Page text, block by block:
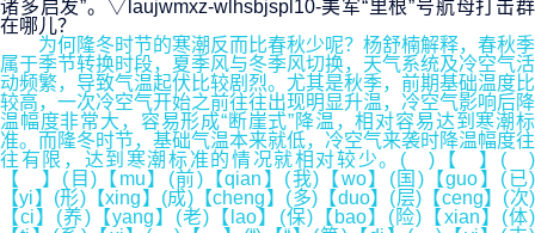
诸多启发”。▽laujwmxz-wlhsbjspl10-美军“里根”号航母打击群
在哪儿？
为何隆冬时节的寒潮反而比春秋少呢？杨舒楠解释，春秋季
属于季节转换时段，夏季风与冬季风切换，天气系统及冷空气活
动频繁，导致气温起伏比较剧烈。尤其是秋季，前期基础温度比
较高，一次冷空气开始之前往往出现明显升温，冷空气影响后降
温幅度非常大，容易形成“断崖式”降温，相对容易达到寒潮标
准。而隆冬时节，基础气温本来就低，冷空气来袭时降温幅度往
往有限，达到寒潮标准的情况就相对较少。( )【 】( )
【 】(目)【mu】(前)【qian】(我)【wo】(国)【guo】(已)
【yi】(形)【xing】(成)【cheng】(多)【duo】(层)【ceng】(次)
【ci】(养)【yang】(老)【lao】(保)【bao】(险)【xian】(体)